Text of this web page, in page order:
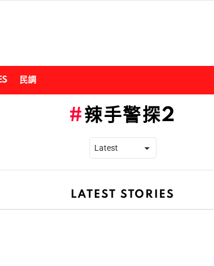
民調
辣手警探2
LATEST STORIES